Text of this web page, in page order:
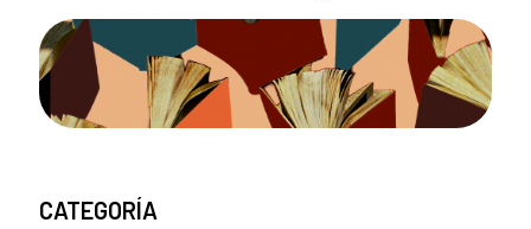
CATEGORÍA